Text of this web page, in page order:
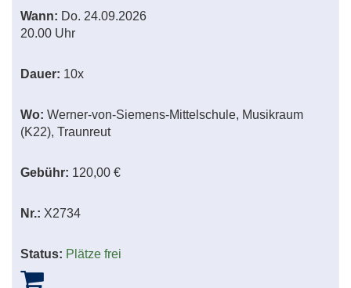
Wann: Do. 24.09.2026
20.00 Uhr
Dauer: 10x
Wo: Werner-von-Siemens-Mittelschule, Musikraum
(K22), Traunreut
Gebühr: 120,00 €
Nr.: X2734
Status: Plätze frei